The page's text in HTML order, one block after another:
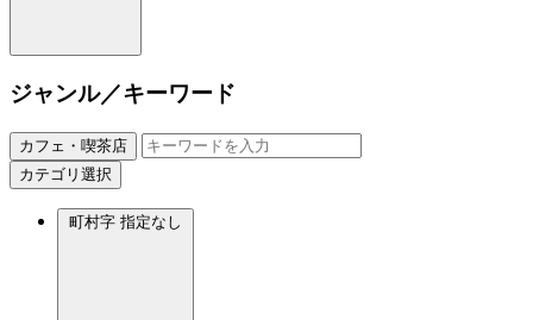
ジャンル／キーワード
カフェ・喫茶店
カテゴリ選択
町村字 指定なし